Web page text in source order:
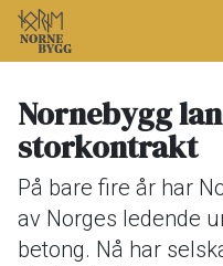
Nornebygg
storkontrakt
På bare fire år har
av Norges ledende
betong. Nå har